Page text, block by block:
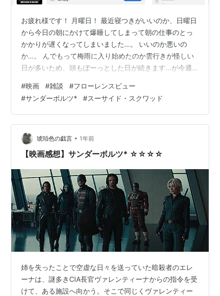
お疲れ様です！ 月曜日！ 最近寝つきがいいのか、日曜日
から今日の朝にかけて爆睡してしまって朝の仕事のとっ
かかりが遅くなってしまいました…。 いいのか悪いの
か…。 んでもって梅雨に入り始めたのか雲行きが怪しい
日が多いため、頭もぼーっとした日が続きます…が今週
ーヒーローと敵対し、持てる力で戦うスーサイド・スク
ワッド』 ストーリーモードプレイされましたでしょう
か！？ リンク ゲームシステムにり拡張性が薄い本作では
あるのですが、『映画を遊ぶ』という観点だとこのスト
ーリーモードを1000円で遊べる本作は非常に満足度が高
いゲームだと思います。 ぜひプレ…
#映画 #雑談 #フローレンスビュー
#サンダーボルツ* #スーサイド・スクワッド
琥珀色の戯言 • 1年前
【映画感想】サンダーボルツ* ☆☆☆☆
姉を失ったことで空虚な日々を送っていた暗殺者のエレ
ーナは、謎多きCIA長官ヴァレンティーナからの指令を受
けて、ある施設へ向かう。そこで同じくヴァレンティー